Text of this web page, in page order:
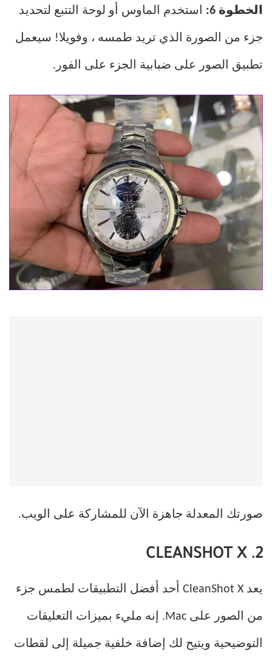
الخطوة 6: استخدم الماوس أو لوحة التتبع لتحديد
جزء من الصورة الذي تريد طمسه ، وفويلا! سيعمل
تطبيق الصور على ضبابية الجزء على الفور.
صورتك المعدلة جاهزة الآن للمشاركة على الويب.
2. CLEANSHOT X
يعد CleanShot X أحد أفضل التطبيقات لطمس جزء
من الصور على Mac. إنه مليء بميزات التعليقات
التوضيحية ويتيح لك إضافة خلفية جميلة إلى لقطات